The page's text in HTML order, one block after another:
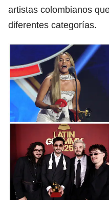
artistas colombianos
diferentes categorías.